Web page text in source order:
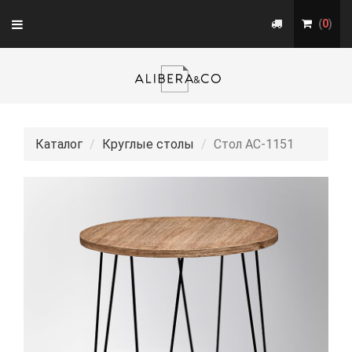
Toggle
navigation
(0)
Каталог Круглые столы Стол АС-1151